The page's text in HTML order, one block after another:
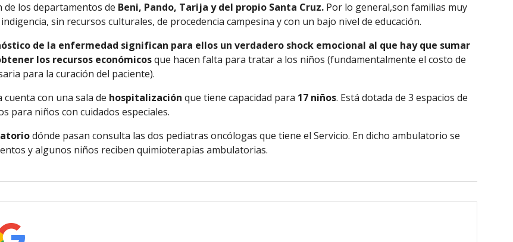
los departamentos de Beni, Pando, Tarija y del propio Santa Cruz. Por lo general,son familias muy
sin recursos culturales, de procedencia campesina y con un bajo nivel de educación.
de la enfermedad significan para ellos un verdadero shock emocional al que hay que sumar
los recursos económicos que hacen falta para tratar a los niños (fundamentalmente el costo de
para la curación del paciente).
cuenta con una sala de hospitalización que tiene capacidad para 17 niños. Está dotada de 3 espacios de
para niños con cuidados especiales.
dónde pasan consulta las dos pediatras oncólogas que tiene el Servicio. En dicho ambulatorio se
y algunos niños reciben quimioterapias ambulatorias.